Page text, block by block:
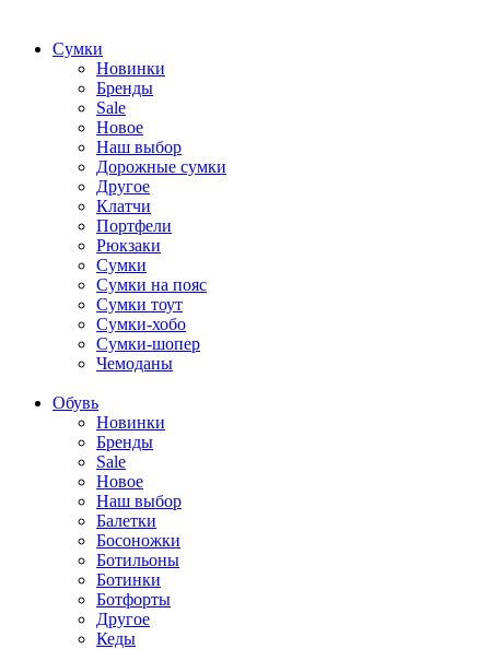
Cумки
Новинки
Бренды
Sale
Новое
Наш выбор
Дорожные сумки
Другое
Клатчи
Портфели
Рюкзаки
Сумки
Сумки на пояс
Сумки тоут
Сумки-хобо
Сумки-шопер
Чемоданы
Обувь
Новинки
Бренды
Sale
Новое
Наш выбор
Балетки
Босоножки
Ботильоны
Ботинки
Ботфорты
Другое
Кеды